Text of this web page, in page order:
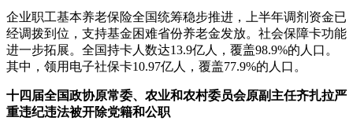
企业职工基本养老保险全国统筹稳步推进，上半年调剂资金已
经调拨到位，支持基金困难省份养老金发放。社会保障卡功能
进一步拓展。全国持卡人数达13.9亿人，覆盖98.9%的人口。
其中，领用电子社保卡10.97亿人，覆盖77.9%的人口。
十四届全国政协原常委、农业和农村委员会原副主任齐扎拉严
重违纪违法被开除党籍和公职